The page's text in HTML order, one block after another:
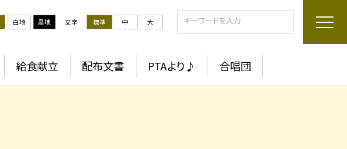
白地 黒地 文字 標準 中 大
給食献立 配布文書 PTAより♪ 合唱団